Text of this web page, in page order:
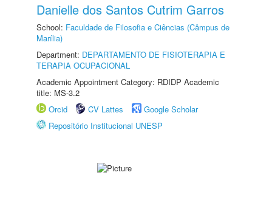
Danielle dos Santos Cutrim Garros
School: Faculdade de Filosofia e Ciências (Câmpus de
Marília)
Department: DEPARTAMENTO DE FISIOTERAPIA E
TERAPIA OCUPACIONAL
Academic Appointment Category: RDIDP Academic
title: MS-3.2
Orcid
CV Lattes
Google Scholar
Repositório Institucional UNESP